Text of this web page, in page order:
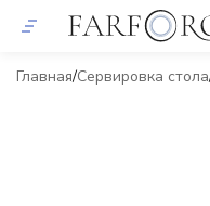
Главная Сервировка стола